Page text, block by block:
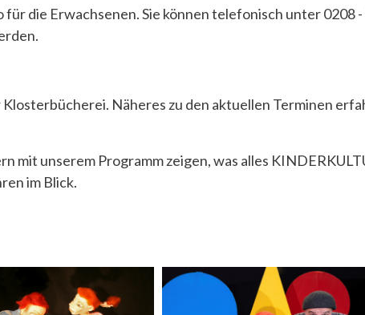
die Erwachsenen. Sie können telefonisch unter 0208
Näheres zu den aktuellen Terminen
mit unserem Programm zeigen, was alles
im Blick.